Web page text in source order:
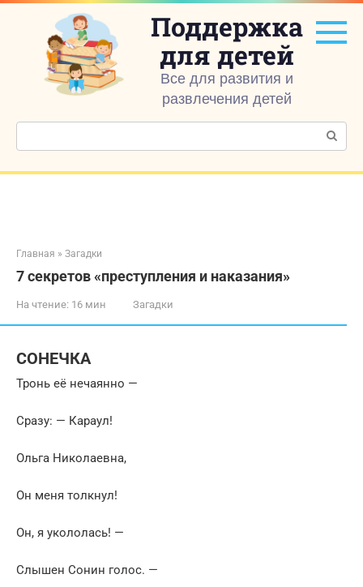
Перейти
контенту
Поддержка
для детей
Все для развития и
развлечения детей
Поиск:
Главная » Загадки
7 секретов «преступления и наказания»
На чтение: 16 мин Загадки
СОНЕЧКА
Тронь её нечаянно —
Сразу: — Караул!
Ольга Николаевна,
Он меня толкнул!
Он, я укололась! —
Слышен Сонин голос. —